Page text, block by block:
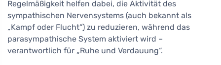
Regelmäßigkeit helfen dabei, die Aktivität des
sympathischen Nervensystems (auch bekannt als
„Kampf oder Flucht“) zu reduzieren, während das
parasympathische System aktiviert wird –
verantwortlich für „Ruhe und Verdauung“.